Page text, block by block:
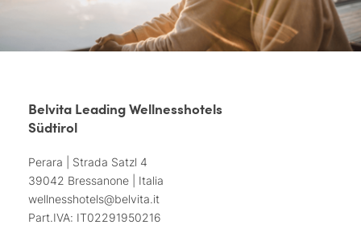
Belvita Leading Wellnesshotels
Südtirol
Perara | Strada Satzl 4
39042 Bressanone | Italia
wellnesshotels@belvita.it
Part.IVA: IT02291950216